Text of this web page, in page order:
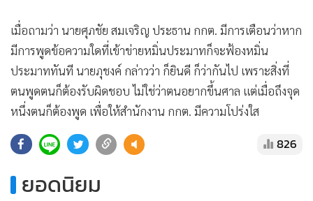
เมื่อถามว่า นายศุภชัย สมเจริญ ประธาน กกต. มีการเตือนว่าหาก
มีการพูดข้อความใดที่เข้าข่ายหมิ่นประมาทก็จะฟ้องหมิ่น
ประมาททันที นายภุชงค์ กล่าวว่า ก็ยินดี ก็ว่ากันไป เพราะสิ่งที่
ตนพูดตนก็ต้องรับผิดชอบ ไม่ใช่ว่าตนอยากขึ้นศาล แต่เมื่อถึงจุด
หนึ่งตนก็ต้องพูด เพื่อให้สำนักงาน กกต. มีความโปร่งใส
826
ยอดนิยม